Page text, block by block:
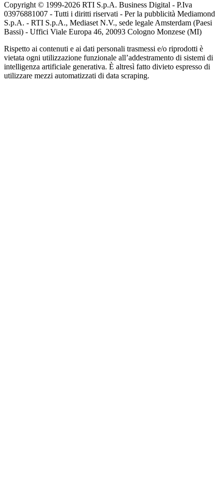
Copyright © 1999-2026 RTI S.p.A. Business Digital - P.Iva
03976881007 - Tutti i diritti riservati - Per la pubblicità Mediamond
S.p.A. - RTI S.p.A., Mediaset N.V., sede legale Amsterdam (Paesi
Bassi) - Uffici Viale Europa 46, 20093 Cologno Monzese (MI)
Rispetto ai contenuti e ai dati personali trasmessi e/o riprodotti è
vietata ogni utilizzazione funzionale all’addestramento di sistemi di
intelligenza artificiale generativa. È altresì fatto divieto espresso di
utilizzare mezzi automatizzati di data scraping.